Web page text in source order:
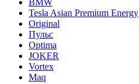
Tesla Asian Premium Energy
Original
Пульс
Optima
JOKER
Vortex
Maq